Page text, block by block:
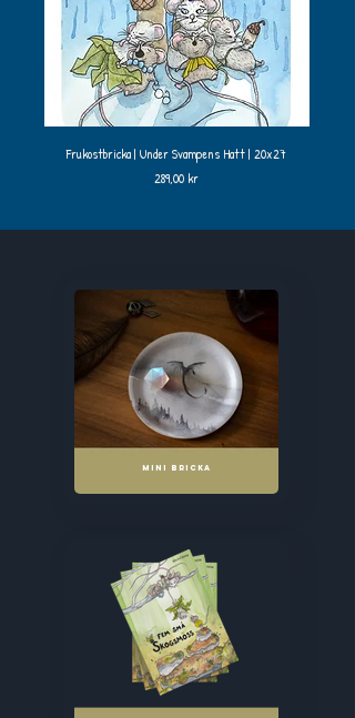
Frukostbricka | Under Svampens Hatt | 20x27
Pris
289,00 kr
MINI BRICKA